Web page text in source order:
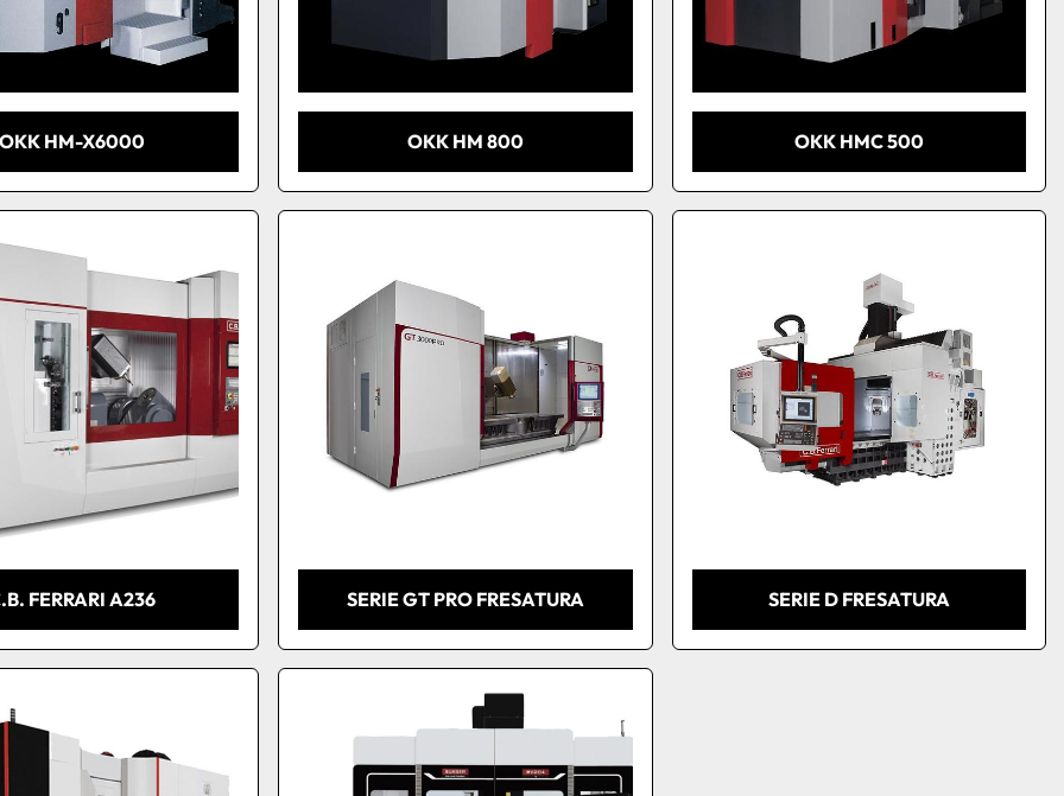
OKK HM-X6000 OKK HM 800 OKK HMC 500
FERRARI A236 SERIE GT PRO FRESATURA SERIE D FRESATURA